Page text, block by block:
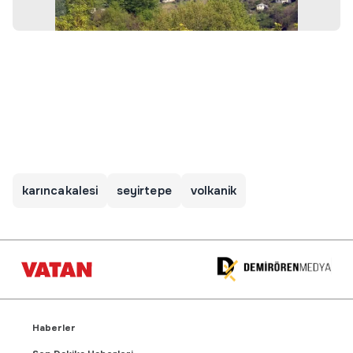
karıncakalesi seyirtepe volkanik
Haberler